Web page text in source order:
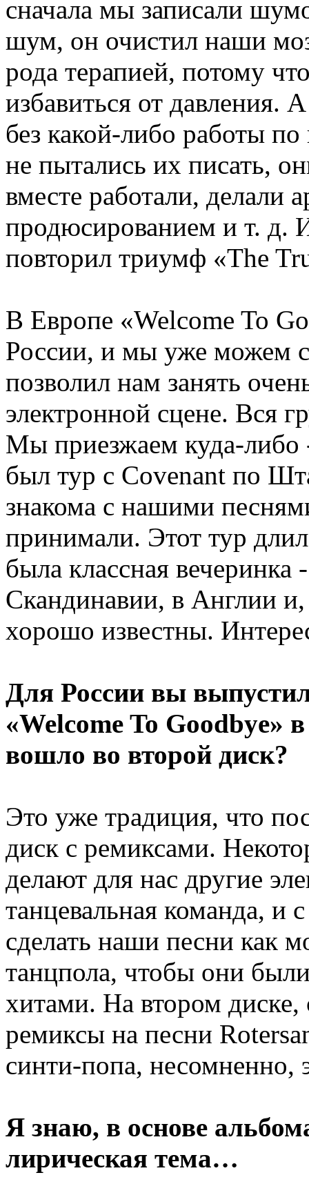
сначала мы записали
шум, он очистил наши
рода терапией, потому
избавиться от давления.
без какой-либо работы
не пытались их писать,
вместе работали, делали
продюсированием и т. д.
повторил триумф «The
В Европе «Welcome To
России, и мы уже можем
позволил нам занять
электронной сцене. Вся
Мы приезжаем куда-либо
был тур с Covenant по
знакома с нашими
принимали. Этот тур
была классная
Скандинавии, в Англии
хорошо известны.
Для России вы
«Welcome To Goodbye»
вошло во второй диск?
Это уже традиция, что
диск с ремиксами.
делают для нас другие
танцевальная команда, и
сделать наши песни как
танцпола, чтобы они
хитами. На втором
ремиксы на песни
синти-попа, несомненно,
Я знаю, в основе
лирическая тема…